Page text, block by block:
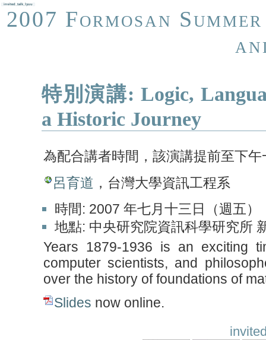
invited_talk_lyuu
2007 Formosan
特別演講: Logic,
a Historic Journey
為配合講者時間，該演講提前至下
呂育道 ，台灣大學資訊工程系
時間: 2007 年七月十三日（週五）
地點: 中央研究院資訊科學研究所
Years 1879-1936 is an exciting
computer scientists, and
over the history of foundations of
Slides now online.